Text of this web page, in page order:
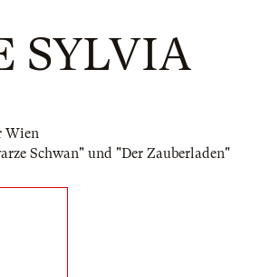
SYLVIA
Wien
Schwan" und "Der Zauberladen"